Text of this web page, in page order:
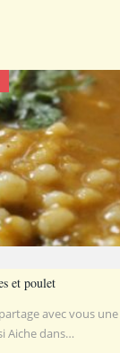
et poulet
avec vous
Aiche dans…